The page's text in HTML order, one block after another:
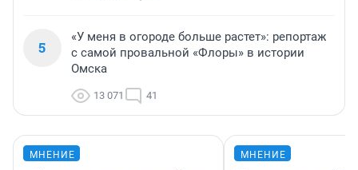
5
«У меня в огороде больше растет»: репортаж
с самой провальной «Флоры» в истории
Омска
13 071 41
МНЕНИЕ МНЕНИЕ